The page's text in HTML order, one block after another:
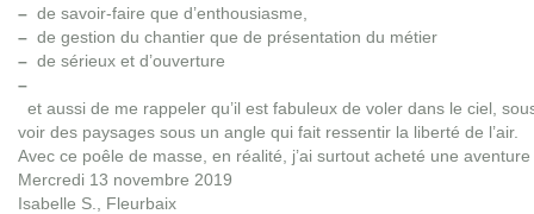
– de savoir-­faire que d’enthousiasme,
– de gestion du chantier que de présentation du métier
– de sérieux et d’ouverture
–
et aussi de me rappeler qu’il est fabuleux de voler dans le ciel,
voir des paysages sous un angle qui fait ressentir la liberté de l’air.
Avec ce poêle de masse, en réalité, j’ai surtout acheté une
Mercredi 13 novembre 2019
Isabelle S., Fleurbaix